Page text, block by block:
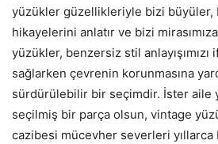
yüzükler güzellikleriyle bizi büyüler,
hikayelerini anlatır ve bizi
yüzükler, benzersiz stil anlayışımızı
sağlarken çevrenin korunmasına
sürdürülebilir bir seçimdir. İster aile
seçilmiş bir parça olsun, vintage
cazibesi mücevher severleri yıllarca